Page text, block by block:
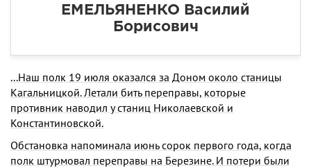
ЕМЕЛЬЯНЕНКО Василий
Борисович
...Наш полк 19 июля оказался за Доном около станицы
Кагальницкой. Летали бить переправы, которые
противник наводил у станиц Николаевской и
Константиновской.
Обстановка напоминала июнь сорок первого года, когда
полк штурмовал переправы на Березине. И потери были